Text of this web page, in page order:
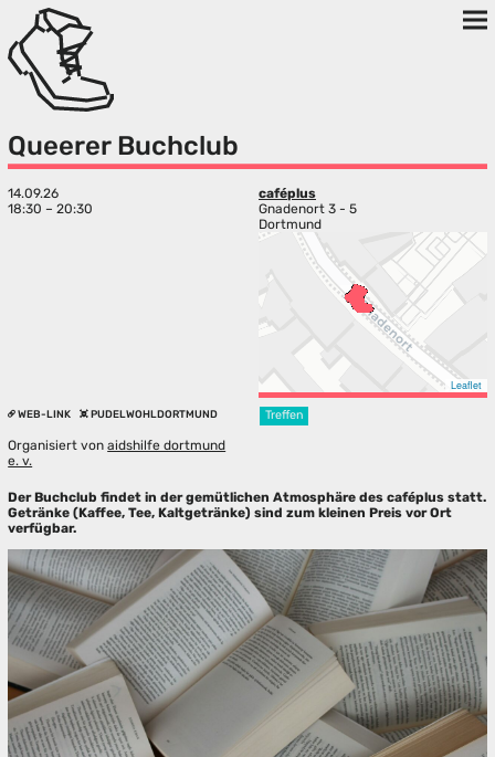
Queerer Buchclub
14.09.26
18:30 – 20:30
caféplus
Gnadenort 3 - 5
Dortmund
Leaflet
WEB-LINK PUDELWOHLDORTMUND Treffen
Organisiert vonaidshilfe dortmund
e. v.
Der Buchclub findet in der gemütlichen Atmosphäre des caféplus statt.
Getränke (Kaffee, Tee, Kaltgetränke) sind zum kleinen Preis vor Ort
verfügbar.